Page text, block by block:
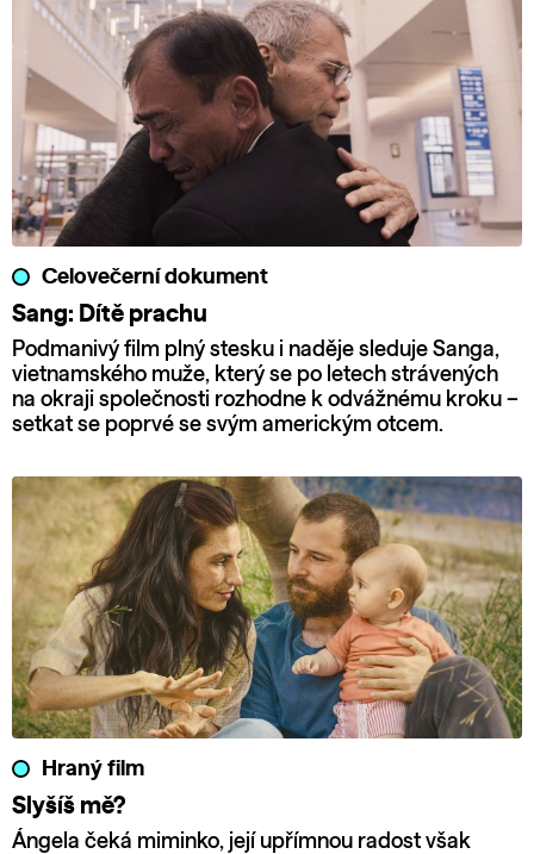
Celovečerní dokument
Sang: Dítě prachu
Podmanivý film plný stesku i naděje sleduje Sanga,
vietnamského muže, který se po letech strávených
na okraji společnosti rozhodne k odvážnému kroku –
setkat se poprvé se svým americkým otcem.
Hraný film
Slyšíš mě?
Ángela čeká miminko, její upřímnou radost však